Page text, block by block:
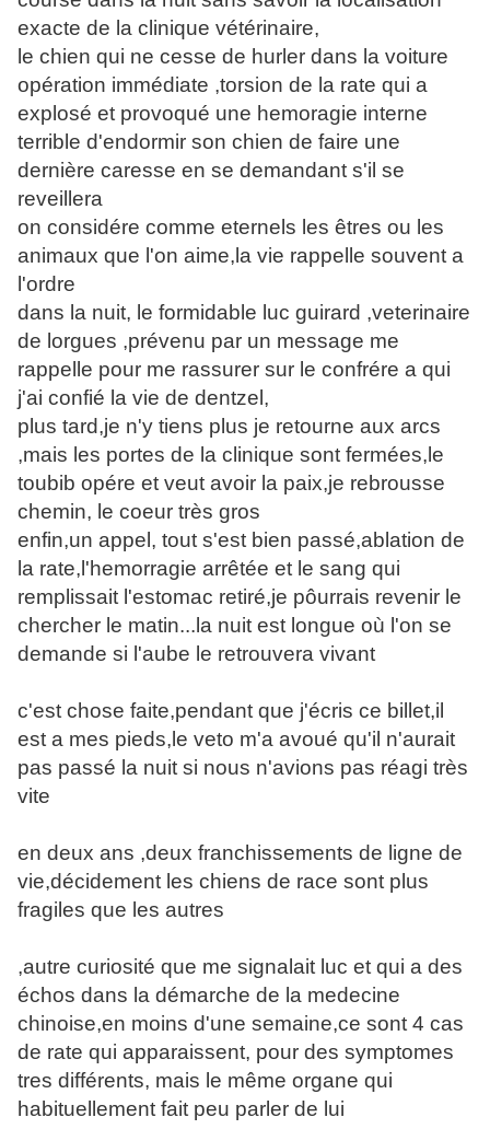
exacte de la clinique vétérinaire,
le chien qui ne cesse de hurler dans la voiture
opération immédiate ,torsion de la rate qui a
explosé et provoqué une hemoragie interne
terrible d'endormir son chien de faire une
dernière caresse en se demandant s'il se
reveillera
on considére comme eternels les êtres ou les
animaux que l'on aime,la vie rappelle souvent a
l'ordre
dans la nuit, le formidable luc guirard ,veterinaire
de lorgues ,prévenu par un message me
rappelle pour me rassurer sur le confrére a qui
j'ai confié la vie de dentzel,
plus tard,je n'y tiens plus je retourne aux arcs
,mais les portes de la clinique sont fermées,le
toubib opére et veut avoir la paix,je rebrousse
chemin, le coeur très gros
enfin,un appel, tout s'est bien passé,ablation de
la rate,l'hemorragie arrêtée et le sang qui
remplissait l'estomac retiré,je pôurrais revenir le
chercher le matin...la nuit est longue où l'on se
demande si l'aube le retrouvera vivant
c'est chose faite,pendant que j'écris ce billet,il
est a mes pieds,le veto m'a avoué qu'il n'aurait
pas passé la nuit si nous n'avions pas réagi très
vite
en deux ans ,deux franchissements de ligne de
vie,décidement les chiens de race sont plus
fragiles que les autres
,autre curiosité que me signalait luc et qui a des
échos dans la démarche de la medecine
chinoise,en moins d'une semaine,ce sont 4 cas
de rate qui apparaissent, pour des symptomes
tres différents, mais le même organe qui
habituellement fait peu parler de lui